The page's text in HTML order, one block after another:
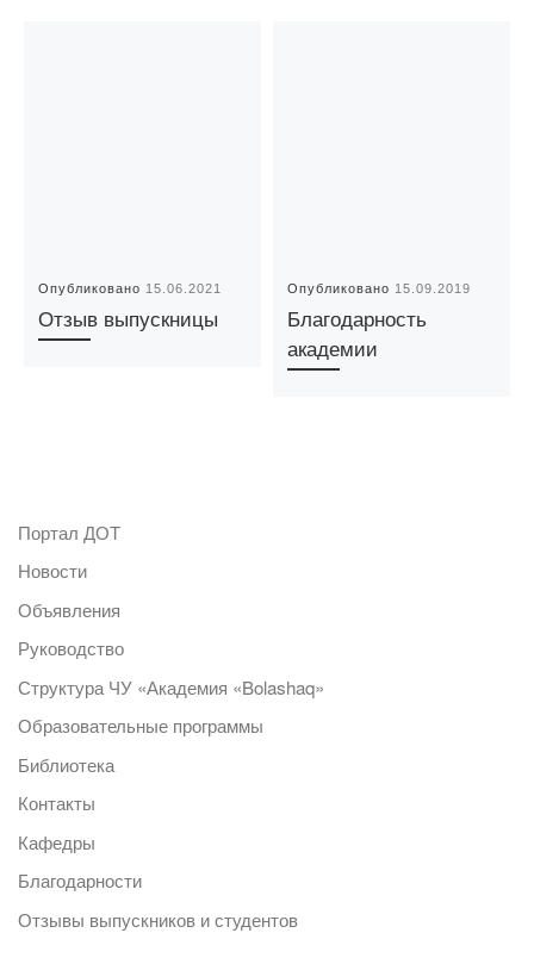
Опубликовано 15.06.2021
Отзыв выпускницы
Опубликовано 15.09.2019
Благодарность
академии
Портал ДОТ
Новости
Объявления
Руководство
Структура ЧУ «Академия «Bolashaq»
Образовательные программы
Библиотека
Контакты
Кафедры
Благодарности
Отзывы выпускников и студентов